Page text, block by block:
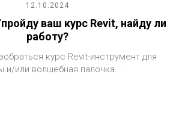
12.10.2024
ваш курс Revit, найду ли
работу?
курс Revit-инструмент для
и/или волшебная палочка...